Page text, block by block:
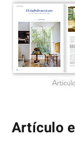
Artículo